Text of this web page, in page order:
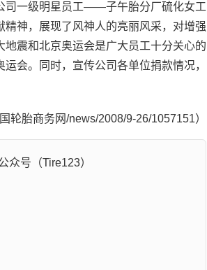
司一级明星员工——子午胎分厂硫化女工
神，展现了风神人的亮丽风采，对增强
震和北京奥运会是广大员工十分关心的
会。同时，宣传公司各单位捐款情况，
轮胎商务网/news/2008/9-26/1057151）
众号（Tire123）